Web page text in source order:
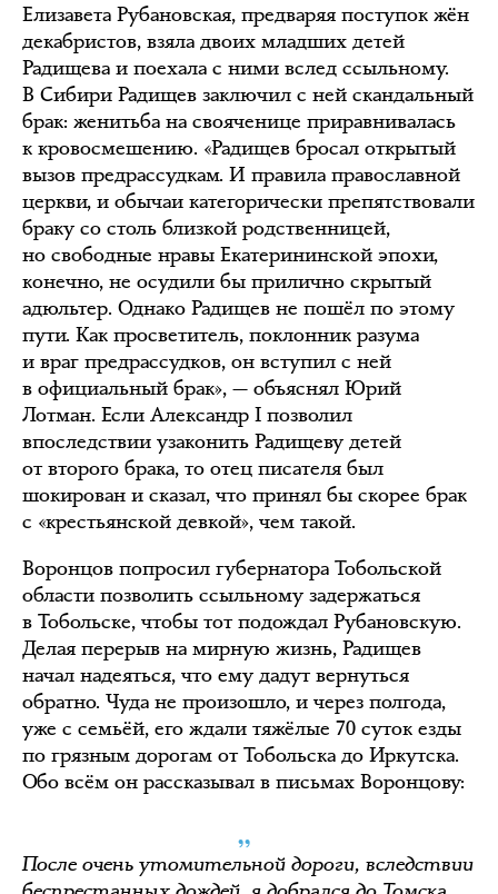
Елизавета Рубановская, предваряя поступок жён
декабристов, взяла двоих младших детей
Радищева и поехала с ними вслед ссыльному.
В Сибири Радищев заключил с ней скандальный
брак: женитьба на свояченице приравнивалась
к кровосмешению. «Радищев бросал открытый
вызов предрассудкам. И правила православной
церкви, и обычаи категорически препятствовали
браку со столь близкой родственницей,
но свободные нравы Екатерининской эпохи,
конечно, не осудили бы прилично скрытый
адюльтер. Однако Радищев не пошёл по этому
пути. Как просветитель, поклонник разума
и враг предрассудков, он вступил с ней
в официальный брак», — объяснял Юрий
Лотман. Если Александр I позволил
впоследствии узаконить Радищеву детей
от второго брака, то отец писателя был
шокирован и сказал, что принял бы скорее брак
с «крестьянской девкой», чем такой.
Воронцов попросил губернатора Тобольской
области позволить ссыльному задержаться
в Тобольске, чтобы тот подождал Рубановскую.
Делая перерыв на мирную жизнь, Радищев
начал надеяться, что ему дадут вернуться
обратно. Чуда не произошло, и через полгода,
уже с семьёй, его ждали тяжёлые 70 суток езды
по грязным дорогам от Тобольска до Иркутска.
Обо всём он рассказывал в письмах Воронцову:
„
После очень утомительной дороги, вследствии